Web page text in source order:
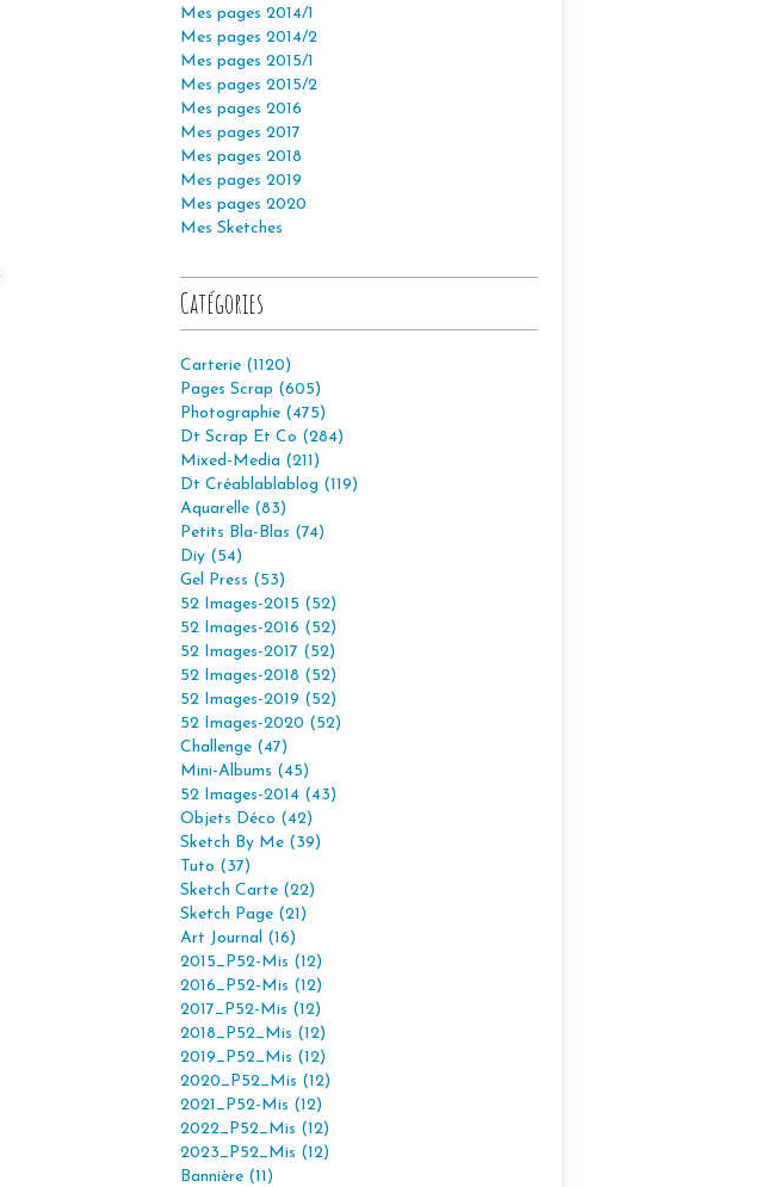
Mes pages 2014/1
Mes pages 2014/2
Mes pages 2015/1
Mes pages 2015/2
Mes pages 2016
Mes pages 2017
Mes pages 2018
Mes pages 2019
Mes pages 2020
Mes Sketches
Catégories
Carterie (1120)
Pages Scrap (605)
Photographie (475)
Dt Scrap Et Co (284)
Mixed-Media (211)
Dt Créablablablog (119)
Aquarelle (83)
Petits Bla-Blas (74)
Diy (54)
Gel Press (53)
52 Images-2015 (52)
52 Images-2016 (52)
52 Images-2017 (52)
52 Images-2018 (52)
52 Images-2019 (52)
52 Images-2020 (52)
Challenge (47)
Mini-Albums (45)
52 Images-2014 (43)
Objets Déco (42)
Sketch By Me (39)
Tuto (37)
Sketch Carte (22)
Sketch Page (21)
Art Journal (16)
2015_P52-Mis (12)
2016_P52-Mis (12)
2017_P52-Mis (12)
2018_P52_Mis (12)
2019_P52_Mis (12)
2020_P52_Mis (12)
2021_P52-Mis (12)
2022_P52_Mis (12)
2023_P52_Mis (12)
Bannière (11)